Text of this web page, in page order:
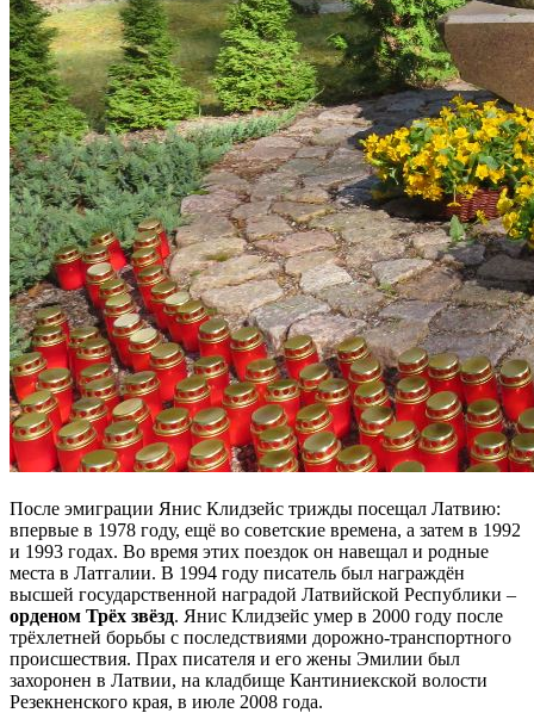
После эмиграции Янис Клидзейс трижды посещал Латвию:
впервые в 1978 году, ещё во советские времена, а затем в 1992
и 1993 годах. Во время этих поездок он навещал и родные
места в Латгалии. В 1994 году писатель был награждён
высшей государственной наградой Латвийской Республики –
орденом Трёх звёзд. Янис Клидзейс умер в 2000 году после
трёхлетней борьбы с последствиями дорожно-транспортного
происшествия. Прах писателя и его жены Эмилии был
захоронен в Латвии, на кладбище Кантиниекской волости
Резекненского края, в июле 2008 года.